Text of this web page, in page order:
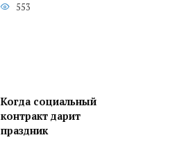
553
Когда социальный
контракт дарит
праздник